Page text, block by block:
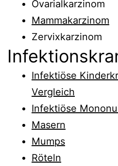
Ovarialkarzinom
Mammakarzinom
Zervixkarzinom
Infektiöse
Vergleich
Infektiöse
Masern
Mumps
Röteln